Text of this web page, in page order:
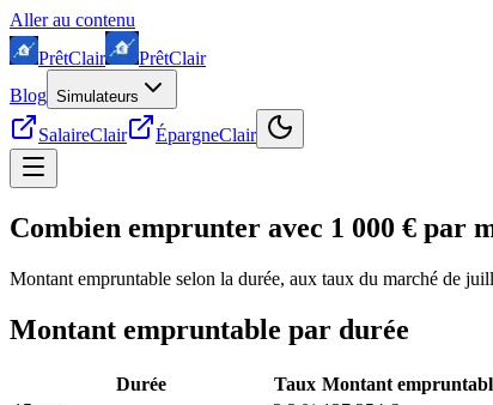
Aller au contenu
PrêtClair PrêtClair
Blog Simulateurs
SalaireClair ÉpargneClair
Combien emprunter avec 1 000 € par
Montant empruntable selon la durée, aux taux du marché de
Montant empruntable par durée
Durée Taux Montant